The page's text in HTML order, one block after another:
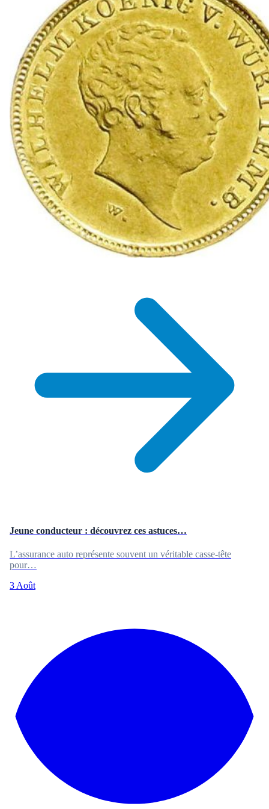
Jeune conducteur : découvrez ces astuces…
L’assurance auto représente souvent un véritable casse-tête
pour…
3 Août